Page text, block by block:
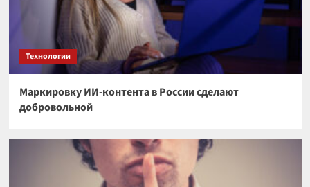
Технологии
Маркировку ИИ-контента в России сделают
добровольной